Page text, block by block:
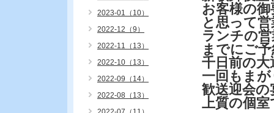
お客様の
と思って
ランチの
までにご
千日前の
一回もま
歓送迎会
上質の個
2023-01（10）
2022-12（9）
2022-11（13）
2022-10（13）
2022-09（14）
2022-08（13）